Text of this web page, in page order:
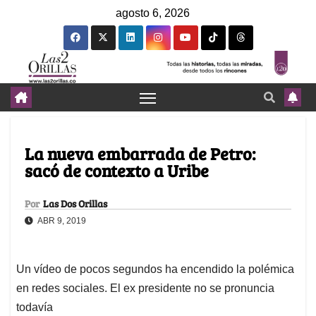
agosto 6, 2026
La nueva embarrada de Petro:
sacó de contexto a Uribe
Por Las Dos Orillas
ABR 9, 2019
Un vídeo de pocos segundos ha encendido la polémica
en redes sociales. El ex presidente no se pronuncia
todavía